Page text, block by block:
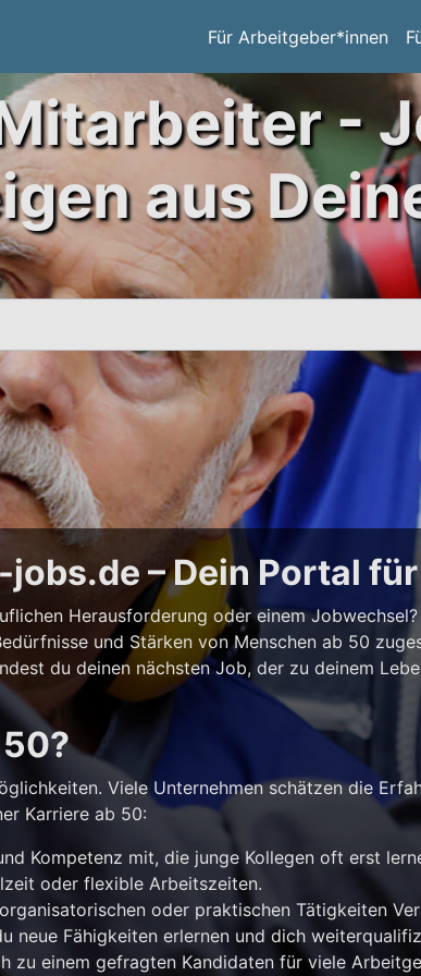
Für Arbeitgeber*innen
-
aus
– Dein Portal
Herausforderung oder einem
und Stärken von Menschen ab 50
du deinen nächsten Job, der zu deinem
Viele Unternehmen schätzen die
Karriere ab 50:
Kompetenz mit, die junge Kollegen oft erst
oder flexible Arbeitszeiten.
oder praktischen Tätigkeiten
neue Fähigkeiten erlernen und dich
zu einem gefragten Kandidaten für viele